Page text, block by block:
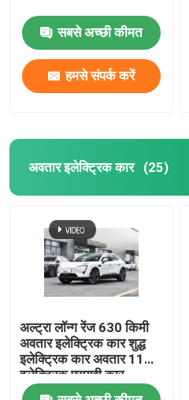
सबसे अच्छी कीमत
हमसे संपर्क करें
अवतार इलेक्ट्रिक कार (25)
अल्ट्रा लॉन्ग रेंज 630 किमी
अवतार इलेक्ट्रिक कार शुद्ध
इलेक्ट्रिक कार अवतार 11
इलेक्ट्रिक एसयूवी कार